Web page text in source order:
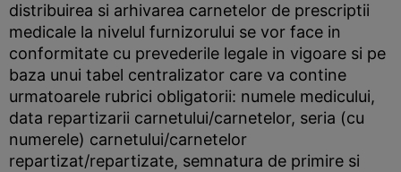
distribuirea si arhivarea carnetelor de prescriptii
medicale la nivelul furnizorului se vor face in
conformitate cu prevederile legale in vigoare si pe
baza unui tabel centralizator care va contine
urmatoarele rubrici obligatorii: numele medicului,
data repartizarii carnetului/carnetelor, seria (cu
numerele) carnetului/carnetelor
repartizat/repartizate, semnatura de primire si